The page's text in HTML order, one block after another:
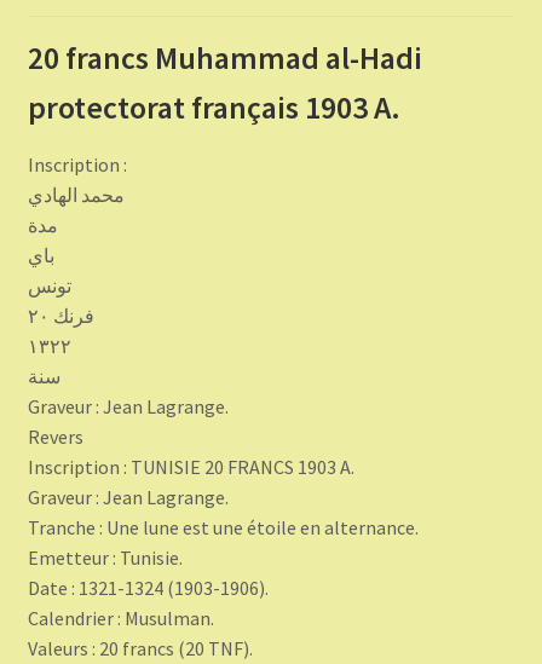
20 francs Muhammad al-Hadi
protectorat français 1903 A.
Inscription :
محمد الهادي
مدة
باي
تونس
فرنك ٢٠
١٣٢٢
سنة
Graveur : Jean Lagrange.
Revers
Inscription : TUNISIE 20 FRANCS 1903 A.
Graveur : Jean Lagrange.
Tranche : Une lune est une étoile en alternance.
Emetteur : Tunisie.
Date : 1321-1324 (1903-1906).
Calendrier : Musulman.
Valeurs : 20 francs (20 TNF).